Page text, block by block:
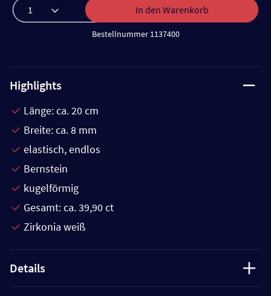
In den Warenkorb
Bestellnummer 1137400
Highlights
Länge: ca. 20 cm
Breite: ca. 8 mm
elastisch, endlos
Bernstein
kugelförmig
Gesamt: ca. 39,90 ct
Zirkonia weiß
Details